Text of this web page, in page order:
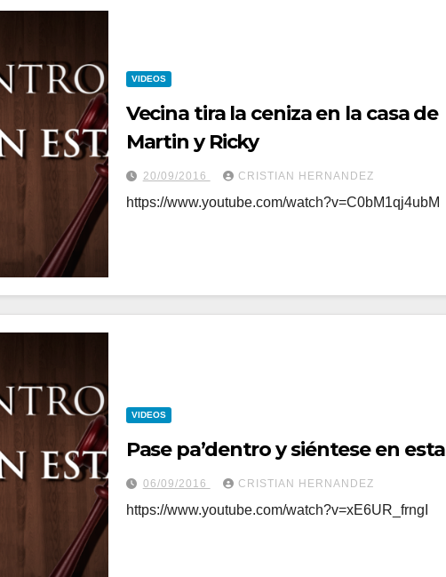
VIDEOS
Vecina tira la ceniza en la casa de
Martin y Ricky
20/09/2016 CRISTIAN HERNANDEZ
https://www.youtube.com/watch?v=C0bM1qj4ubM
VIDEOS
Pase pa’dentro y siéntese en esta
06/09/2016 CRISTIAN HERNANDEZ
https://www.youtube.com/watch?v=xE6UR_frngI